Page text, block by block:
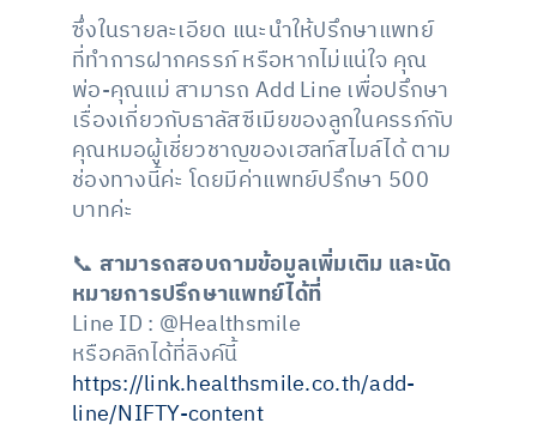
ซึ่งในรายละเอียด แนะนำให้ปรึกษาแพทย์
ที่ทำการฝากครรภ์ หรือหากไม่แน่ใจ คุณ
พ่อ-คุณแม่ สามารถ Add Line เพื่อปรึกษา
เรื่องเกี่ยวกับธาลัสซีเมียของลูกในครรภ์กับ
คุณหมอผู้เชี่ยวชาญของเฮลท์สไมล์ได้ ตาม
ช่องทางนี้ค่ะ โดยมีค่าแพทย์ปรึกษา 500
บาทค่ะ
📞 สามารถสอบถามข้อมูลเพิ่มเติม และนัด
หมายการปรึกษาแพทย์ได้ที่
Line ID : @Healthsmile
หรือคลิกได้ที่ลิงค์นี้
https://link.healthsmile.co.th/add-
line/NIFTY-content